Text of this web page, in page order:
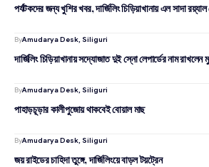
পর্যটকদের জন্য খুশির খবর, দার্জিলিং চিড়িয়াখানায় এল সাদা রয়্যাল
ByAmudarya Desk, Siliguri
দার্জিলিং চিড়িয়াখানায় সদ্যোজাত দুই স্নো লেপার্ডের নাম রাখলেন
ByAmudarya Desk, Siliguri
পাহাড়চূড়ার কালীপুজোয় থাকবেই বোয়াল মাছ
ByAmudarya Desk, Siliguri
জয় রাইডের চাহিদা তুঙ্গে, দার্জিলিংয়ে বাড়ল টয়ট্রেন